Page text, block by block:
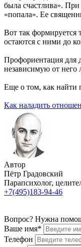
была счастлива». При
«попала». Ее
Вот так формируется
остаются с ними до
Профориентация для
независимую от него
Еще о том, как найти
Как наладить
Автор
Пётр Градовский
Парапсихолог,
+7(495)183-94-46
Вопрос? Нужна
Ваше имя*
Телефон